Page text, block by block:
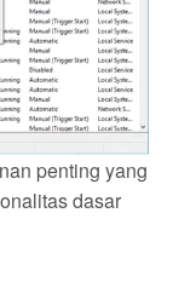
penting yang
dasar